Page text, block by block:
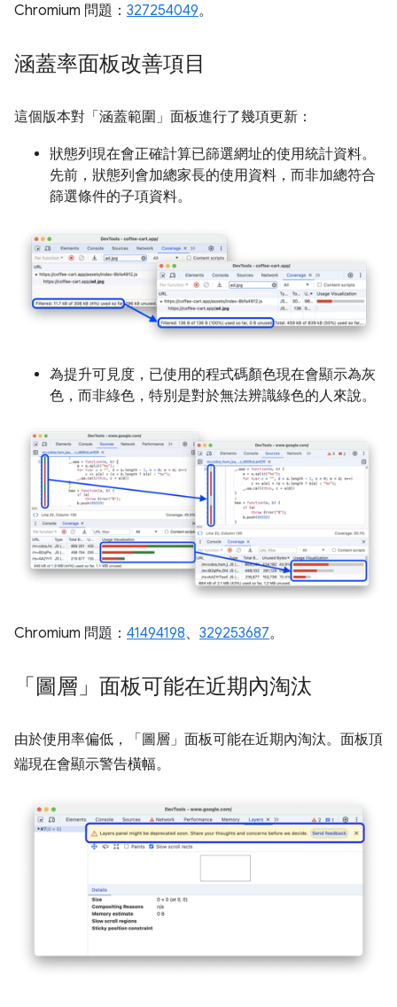
Chromium 問題： 327254049。
涵蓋率面板改善項目
這個版本對「涵蓋範圍」 面板進行了幾項更新：
狀態列現在會正確計算已篩選網址的使用統計資料。
先前，狀態列會加總家長的使用資料，而非加總符合
篩選條件的子項資料。
為提升可見度，已使用的程式碼顏色現在會顯示為灰
色，而非綠色，特別是對於無法辨識綠色的人來說。
Chromium 問題： 41494198、 329253687。
「圖層」面板可能在近期內淘汰
由於使用率偏低，「圖層」 面板可能在近期內淘汰。面板頂
端現在會顯示警告橫幅。